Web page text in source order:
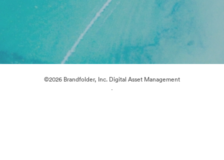
©2026 Brandfolder, Inc. Digital Asset Management
·